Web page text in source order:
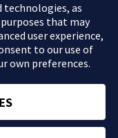
Web es información
si tienes dudas
technologies, as
that may
user experience,
to our use of
own preferences.